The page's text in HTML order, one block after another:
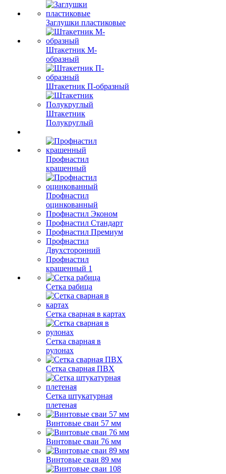
Заглушки пластиковые
Штакетник М-
образный
Штакетник П-образный
Штакетник
Полукруглый
Профнастил
крашенный
Профнастил
оцинкованный
Профнастил Эконом
Профнастил Стандарт
Профнастил Премиум
Профнастил
Двухсторонний
Профнастил
крашенный 1
Сетка рабица
Сетка сварная в картах
Сетка сварная в
рулонах
Сетка сварная ПВХ
Сетка штукатурная
плетеная
Винтовые сваи 57 мм
Винтовые сваи 76 мм
Винтовые сваи 89 мм